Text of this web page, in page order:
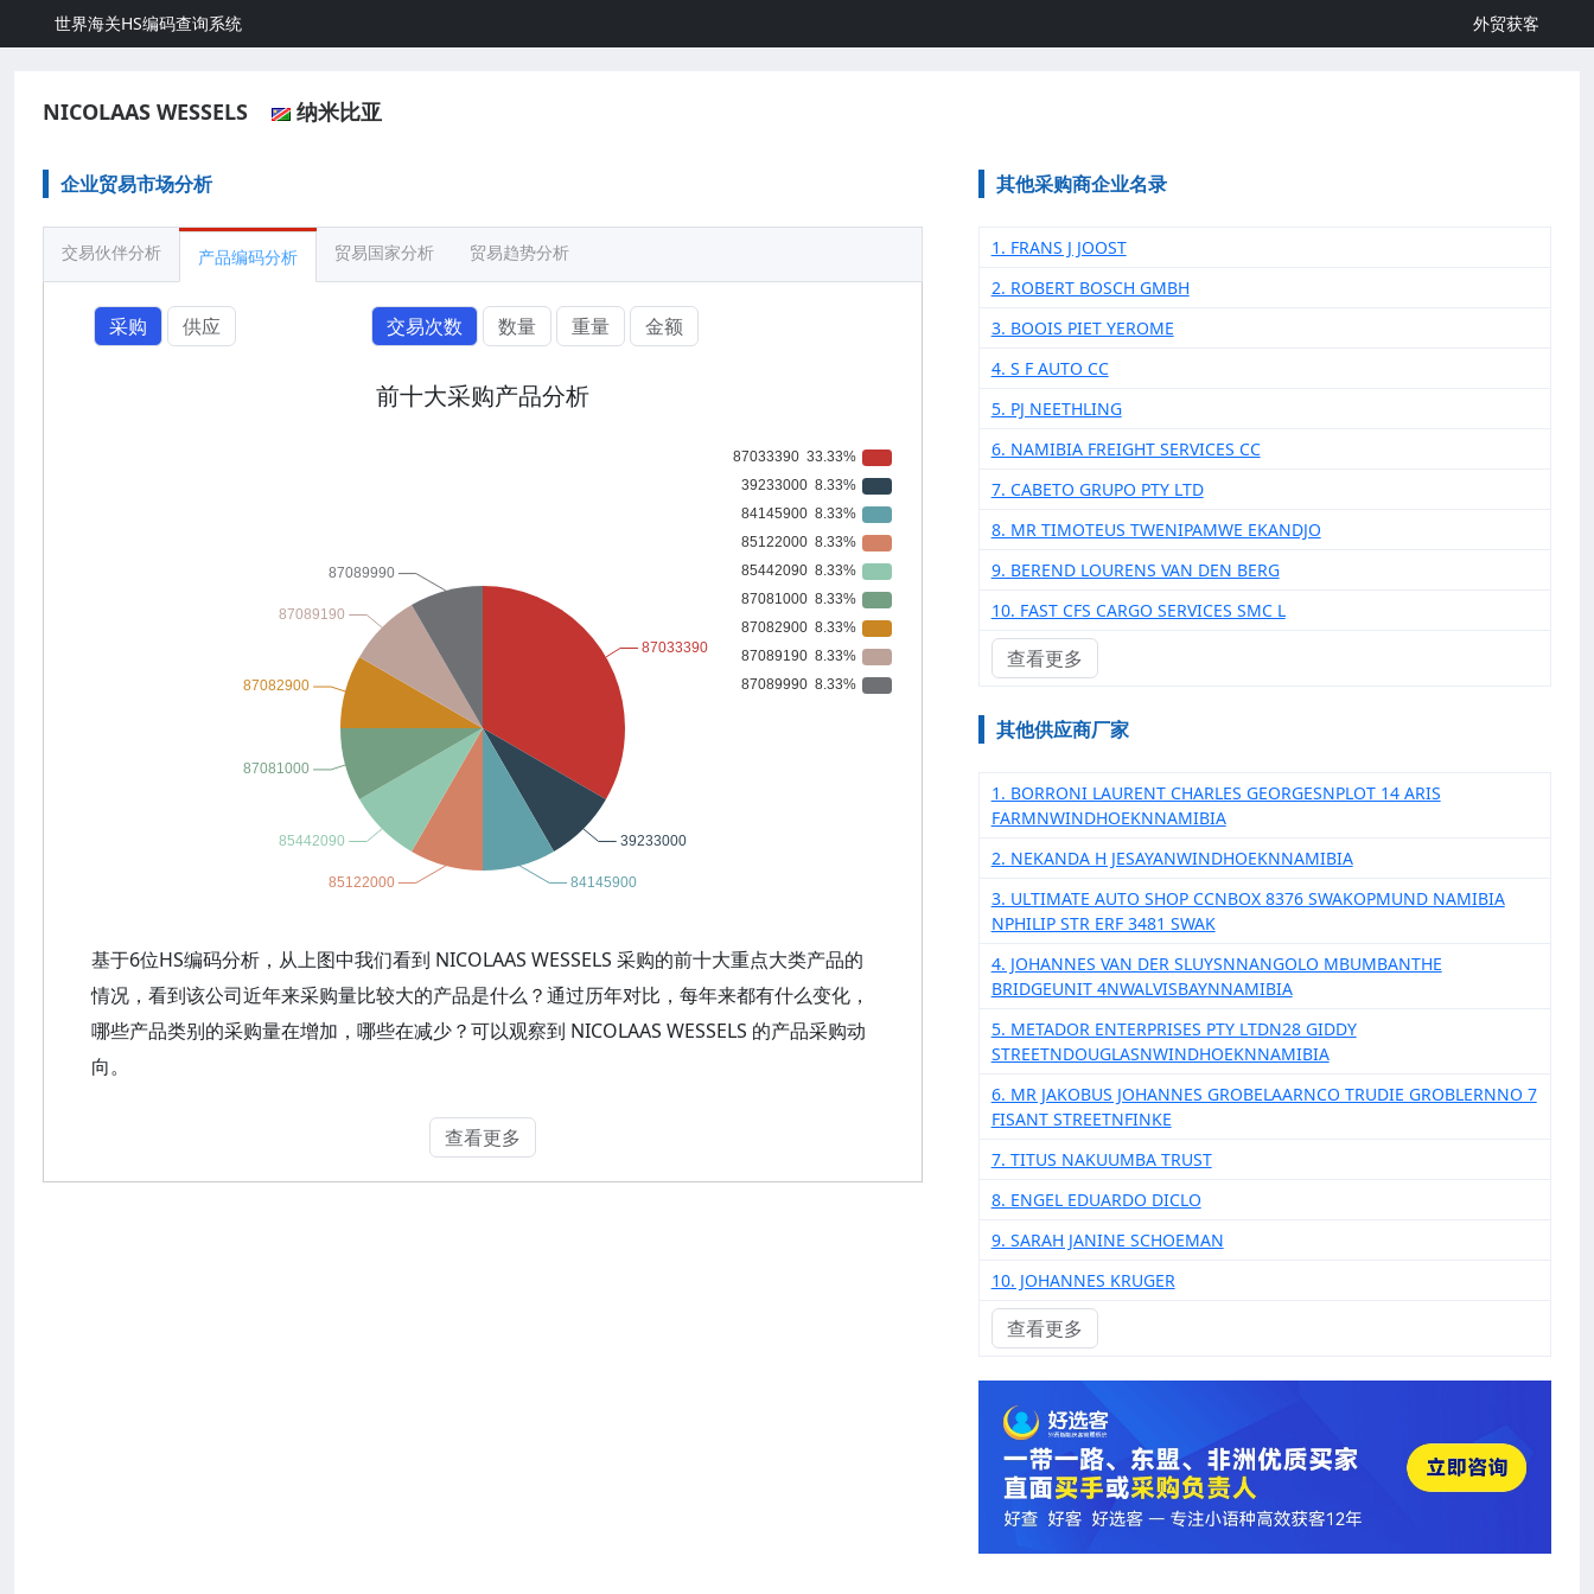
世界海关HS编码查询系统 外贸获客
NICOLAAS WESSELS 纳米比亚
企业贸易市场分析
交易伙伴分析 产品编码分析 贸易国家分析 贸易趋势分析
采购 供应 交易次数 数量 重量 金额
前十大采购产品分析
基于6位HS编码分析，从上图中我们看到 NICOLAAS WESSELS 采购的前十大重点大类产品的
情况，看到该公司近年来采购量比较大的产品是什么？通过历年对比，每年来都有什么变化，
哪些产品类别的采购量在增加，哪些在减少？可以观察到 NICOLAAS WESSELS 的产品采购动
向。
查看更多
其他采购商企业名录
1. FRANS J JOOST
2. ROBERT BOSCH GMBH
3. BOOIS PIET YEROME
4. S F AUTO CC
5. PJ NEETHLING
6. NAMIBIA FREIGHT SERVICES CC
7. CABETO GRUPO PTY LTD
8. MR TIMOTEUS TWENIPAMWE EKANDJO
9. BEREND LOURENS VAN DEN BERG
10. FAST CFS CARGO SERVICES SMC L
查看更多
其他供应商厂家
1. BORRONI LAURENT CHARLES GEORGESNPLOT 14 ARIS
FARMNWINDHOEKNNAMIBIA
2. NEKANDA H JESAYANWINDHOEKNNAMIBIA
3. ULTIMATE AUTO SHOP CCNBOX 8376 SWAKOPMUND NAMIBIA
NPHILIP STR ERF 3481 SWAK
4. JOHANNES VAN DER SLUYSNNANGOLO MBUMBANTHE
BRIDGEUNIT 4NWALVISBAYNNAMIBIA
5. METADOR ENTERPRISES PTY LTDN28 GIDDY
STREETNDOUGLASNWINDHOEKNNAMIBIA
6. MR JAKOBUS JOHANNES GROBELAARNCO TRUDIE GROBLERNNO 7
FISANT STREETNFINKE
7. TITUS NAKUUMBA TRUST
8. ENGEL EDUARDO DICLO
9. SARAH JANINE SCHOEMAN
10. JOHANNES KRUGER
查看更多